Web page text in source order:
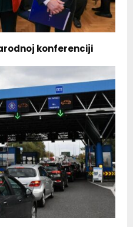
konferenciji